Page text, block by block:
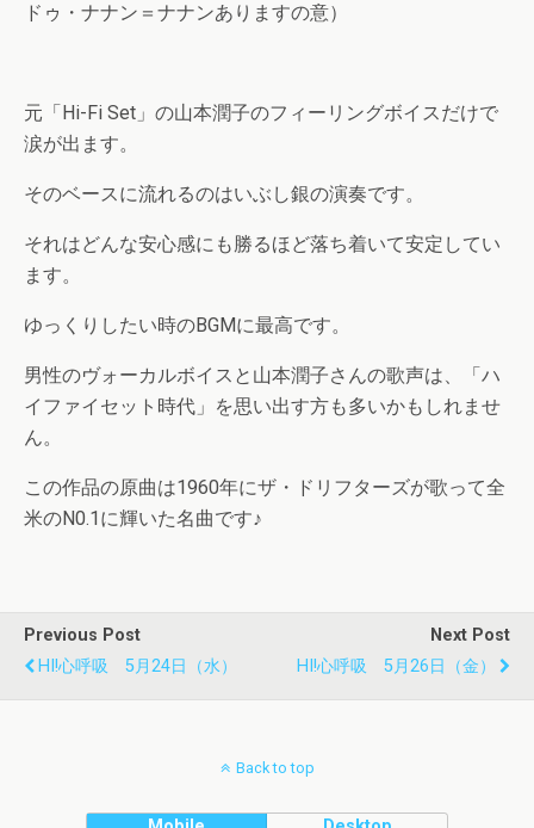
ドゥ・ナナン＝ナナンありますの意）
元「Hi-Fi Set」の山本潤子のフィーリングボイスだけで
涙が出ます。
そのベースに流れるのはいぶし銀の演奏です。
それはどんな安心感にも勝るほど落ち着いて安定してい
ます。
ゆっくりしたい時のBGMに最高です。
男性のヴォーカルボイスと山本潤子さんの歌声は、「ハ
イファイセット時代」を思い出す方も多いかもしれませ
ん。
この作品の原曲は1960年にザ・ドリフターズが歌って全
米のN0.1に輝いた名曲です♪
Previous Post
HI!心呼吸 5月24日（水）
Next Post
HI!心呼吸 5月26日（金）
Back to top